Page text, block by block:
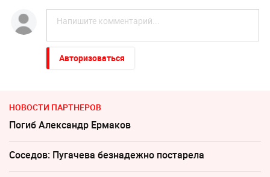
Авторизоваться
НОВОСТИ ПАРТНЕРОВ
Погиб Александр Ермаков
Соседов: Пугачева безнадежно постарела